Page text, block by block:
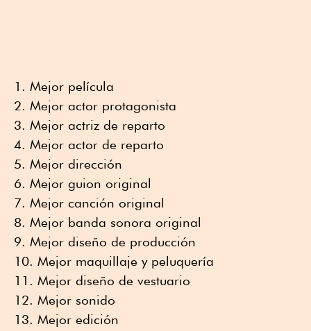
Mejor película
Mejor actor protagonista
Mejor actriz de reparto
Mejor actor de reparto
Mejor dirección
Mejor guion original
Mejor canción original
Mejor banda sonora original
Mejor diseño de producción
Mejor maquillaje y peluquería
Mejor diseño de vestuario
Mejor sonido
Mejor edición